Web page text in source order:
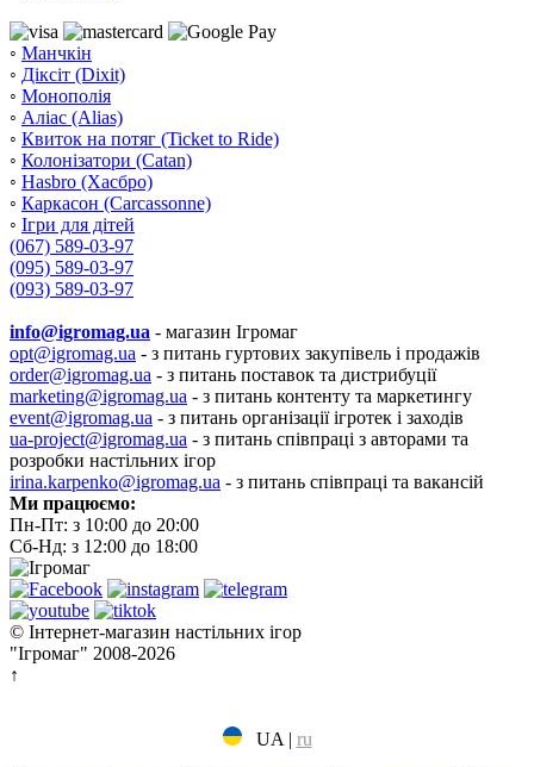
◦ Манчкін
◦ Діксіт (Dixit)
◦ Монополія
◦ Аліас (Alias)
◦ Квиток на потяг (Ticket to Ride)
◦ Колонізатори (Catan)
◦ Hasbro (Хасбро)
◦ Каркасон (Carcassonne)
◦ Ігри для дітей
(067) 589-03-97
(095) 589-03-97
(093) 589-03-97
info@igromag.ua - магазин Ігромаг
opt@igromag.ua - з питань гуртових закупівель і продажів
order@igromag.ua - з питань поставок та дистрибуції
marketing@igromag.ua - з питань контенту та маркетингу
event@igromag.ua - з питань організації ігротек і заходів
ua-project@igromag.ua - з питань співпраці з авторами та
розробки настільних ігор
irina.karpenko@igromag.ua - з питань співпраці та вакансій
Ми працюємо:
Пн-Пт: з 10:00 до 20:00
Сб-Нд: з 12:00 до 18:00
© Інтернет-магазин настільних ігор
"Ігромаг" 2008-2026
↑
UA | ru